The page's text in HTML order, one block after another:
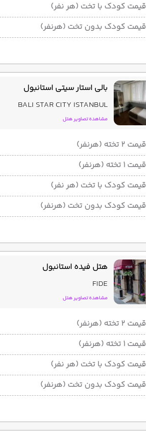
قیمت کودک با تخت (هر نفر)
قیمت کودک بدون تخت (هرنفر)
بالی استار سیتی استانبول
BALI STAR CITY ISTANBUL
مشاهده تصاویر هتل
قیمت 2 تخته (هرنفر)
قیمت 1 تخته (هرنفر)
قیمت کودک با تخت (هر نفر)
قیمت کودک بدون تخت (هرنفر)
هتل فیده استانبول
FIDE
مشاهده تصاویر هتل
قیمت 2 تخته (هرنفر)
قیمت 1 تخته (هرنفر)
قیمت کودک با تخت (هر نفر)
قیمت کودک بدون تخت (هرنفر)